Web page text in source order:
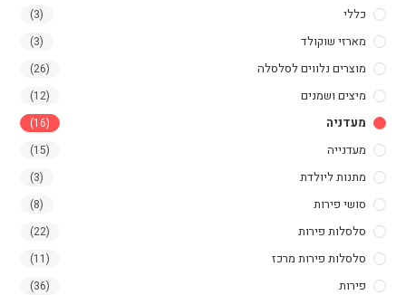
כללי
מארזי שוקולד
מוצרים נלווים לסלסלה
מיצים ושמנים
מעדניה (16)
מעדנייה
מתנות ליולדת
סושי פירות
סלסלות פירות
סלסלות פירות מרכז
פירות